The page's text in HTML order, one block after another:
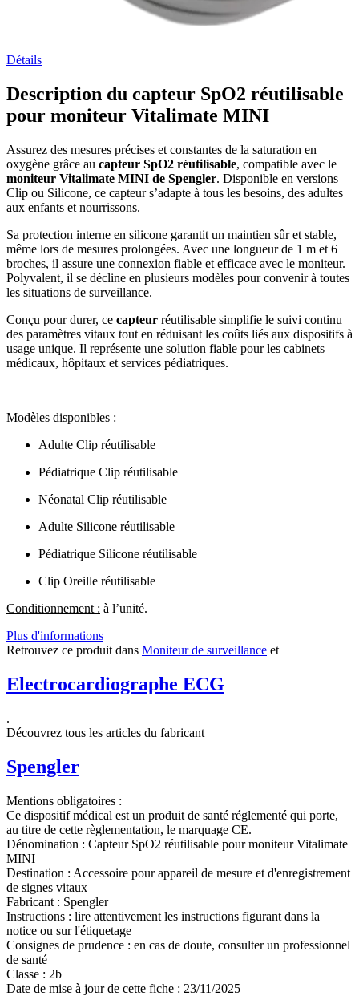
Détails
Description du capteur SpO2 réutilisable
pour moniteur Vitalimate MINI
Assurez des mesures précises et constantes de la saturation en
oxygène grâce au capteur SpO2 réutilisable, compatible avec le
moniteur Vitalimate MINI de Spengler. Disponible en versions
Clip ou Silicone, ce capteur s’adapte à tous les besoins, des adultes
aux enfants et nourrissons.
Sa protection interne en silicone garantit un maintien sûr et stable,
même lors de mesures prolongées. Avec une longueur de 1 m et 6
broches, il assure une connexion fiable et efficace avec le moniteur.
Polyvalent, il se décline en plusieurs modèles pour convenir à toutes
les situations de surveillance.
Conçu pour durer, ce capteur réutilisable simplifie le suivi continu
des paramètres vitaux tout en réduisant les coûts liés aux dispositifs à
usage unique. Il représente une solution fiable pour les cabinets
médicaux, hôpitaux et services pédiatriques.
Modèles disponibles :
Adulte Clip réutilisable
Pédiatrique Clip réutilisable
Néonatal Clip réutilisable
Adulte Silicone réutilisable
Pédiatrique Silicone réutilisable
Clip Oreille réutilisable
Conditionnement : à l’unité.
Plus d'informations
Retrouvez ce produit dans Moniteur de surveillance et
Electrocardiographe ECG
.
Découvrez tous les articles du fabricant
Spengler
Mentions obligatoires :
Ce dispositif médical est un produit de santé réglementé qui porte,
au titre de cette règlementation, le marquage CE.
Dénomination : Capteur SpO2 réutilisable pour moniteur Vitalimate
MINI
Destination : Accessoire pour appareil de mesure et d'enregistrement
de signes vitaux
Fabricant : Spengler
Instructions : lire attentivement les instructions figurant dans la
notice ou sur l'étiquetage
Consignes de prudence : en cas de doute, consulter un professionnel
de santé
Classe : 2b
Date de mise à jour de cette fiche : 23/11/2025